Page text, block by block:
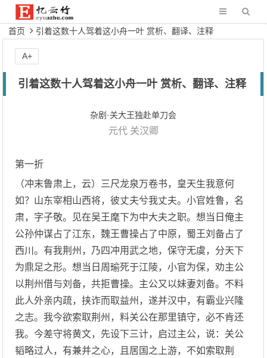
首页 引着这数十人驾着这小舟一叶 赏析、翻译、注释
引着这数十人驾着这小舟一叶 赏析、翻译、注释
杂剧·关大王独赴单刀会
元代 关汉卿
第一折
（冲末鲁肃上，云）三尺龙泉万卷书，皇天生我意何
如？山东宰相山西将，彼丈夫兮我丈夫。小官姓鲁，名
肃，字子敬。见在吴王麾下为中大夫之职。想当日俺主
公孙仲谋占了江东，魏王曹操占了中原，蜀王刘备占了
西川。有我荆州，乃四冲用武之地，保守无虞，分天下
为鼎足之形。想当日周瑜死于江陵，小官为保，劝主公
以荆州借与刘备，共拒曹操。主公又以妹妻刘备。不料
此人外亲内疏，挟诈而取益州，遂并汉中，有霸业兴隆
之志。我今欲索取荆州，料关公在那里镇守，必不肯还
我。今差守将黄文，先设下三计，启过主公，说：关公
韬略过人，有兼并之心，且居国之上游，不如索取荆
A+